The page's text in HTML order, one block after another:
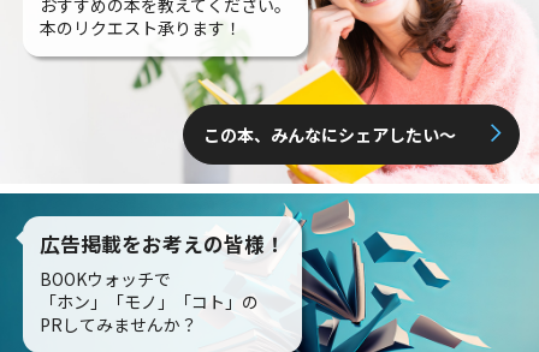
おすすめの本を教えてください。
本のリクエスト承ります！
この本、みんなにシェアしたい〜
広告掲載をお考えの皆様！
BOOKウォッチで
「ホン」「モノ」「コト」の
PRしてみませんか？